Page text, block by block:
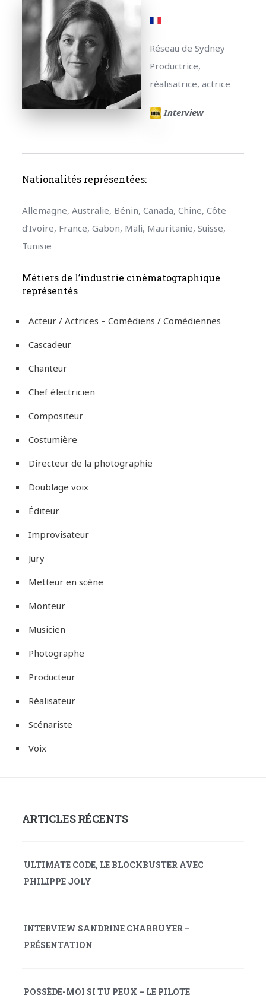
Réseau de Sydney
Productrice,
réalisatrice, actrice
Interview
Nationalités représentées:
Allemagne, Australie, Bénin, Canada, Chine, Côte
d’Ivoire, France, Gabon, Mali, Mauritanie, Suisse,
Tunisie
Métiers de l’industrie cinématographique
représentés
Acteur / Actrices – Comédiens / Comédiennes
Cascadeur
Chanteur
Chef électricien
Compositeur
Costumière
Directeur de la photographie
Doublage voix
Éditeur
Improvisateur
Jury
Metteur en scène
Monteur
Musicien
Photographe
Producteur
Réalisateur
Scénariste
Voix
ARTICLES RÉCENTS
ULTIMATE CODE, LE BLOCKBUSTER AVEC
PHILIPPE JOLY
INTERVIEW SANDRINE CHARRUYER –
PRÉSENTATION
POSSÈDE-MOI SI TU PEUX – LE PILOTE